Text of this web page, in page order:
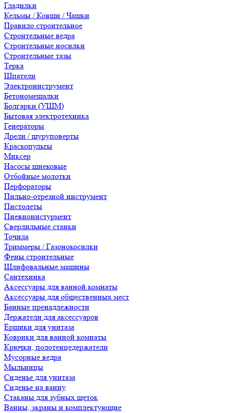
Гладилки
Кельмы / Ковши / Чашки
Правило строительное
Строительные ведра
Строительные носилки
Строительные тазы
Терка
Шпатели
Электроинструмент
Бетономешалки
Болгарки (УШМ)
Бытовая электротехника
Генераторы
Дрели / шуруповерты
Краскопульты
Миксер
Насосы шнековые
Отбойные молотки
Перфораторы
Пильно-отрезной инструмент
Пистолеты
Пневноинстурмент
Сверлильные станки
Точила
Триммеры / Газонокосилки
Фены строительные
Шлифовальные машины
Сантехника
Аксессуары для ванной комнаты
Аксессуары для общественных мест
Банные пренадлежности
Держатели для аксессуаров
Ёршики для унитаза
Коврики для ванной комнаты
Крючки, полотенцедержатели
Мусорные ведра
Мыльницы
Сиденье для унитаза
Сиденье на ванну
Стаканы для зубных щеток
Ванны, экраны и комплектующие